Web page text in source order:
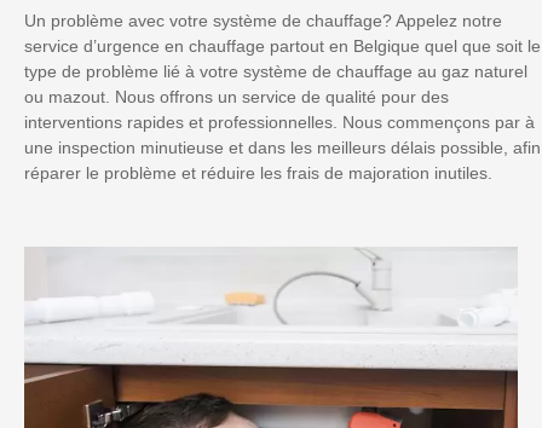
Un problème avec votre système de chauffage? Appelez notre
service d’urgence en chauffage partout en Belgique quel que soit le
type de problème lié à votre système de chauffage au gaz naturel
ou mazout. Nous offrons un service de qualité pour des
interventions rapides et professionnelles. Nous commençons par à
une inspection minutieuse et dans les meilleurs délais possible, afin
réparer le problème et réduire les frais de majoration inutiles.